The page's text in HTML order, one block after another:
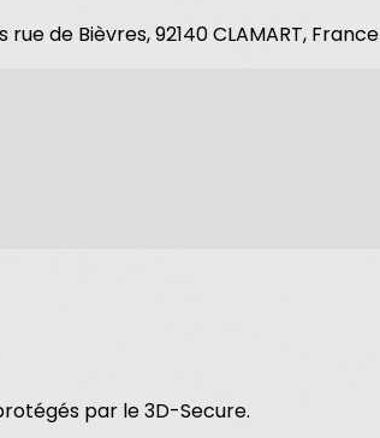
rue de Bièvres, 92140 CLAMART, France
par le 3D-Secure.